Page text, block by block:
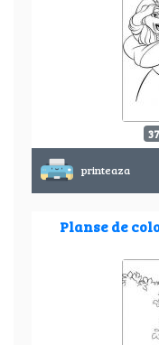
printeaza
Planse de